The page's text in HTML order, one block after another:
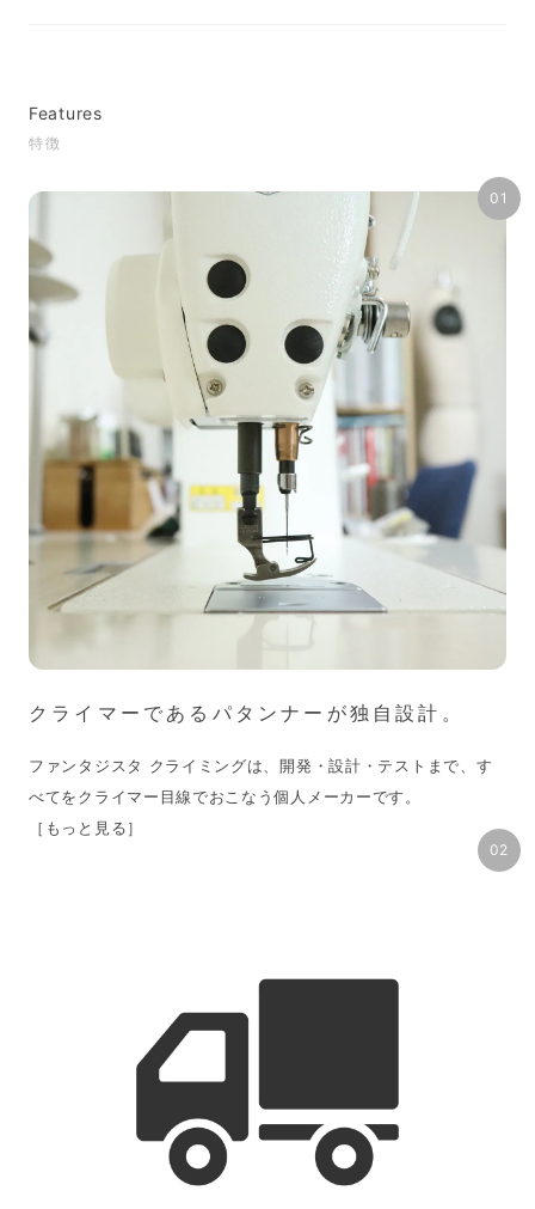
Features
特徴
01
クライマーであるパタンナーが独自設計。
ファンタジスタ クライミングは、開発・設計・テストまで、す
［もっと見る］
02